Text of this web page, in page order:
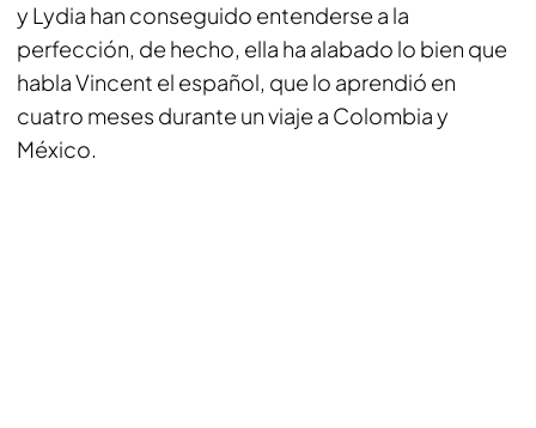
y Lydia han conseguido entenderse a la
perfección, de hecho, ella ha alabado lo bien que
habla Vincent el español, que lo aprendió en
cuatro meses durante un viaje a Colombia y
México.